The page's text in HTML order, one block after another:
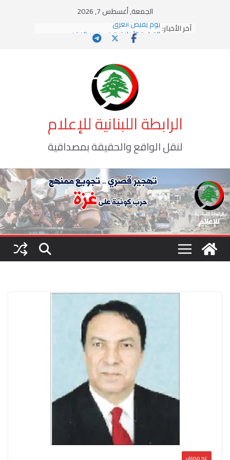
الجمعة, أغسطس 7, 2026
آخر الأخبار:يومَ يَفيضُ العَرَقُ
القيادة الأخلاقية في زمن الفتن
وهن المؤسسات!
الرابطة اللبنانية للإعلام
لنقل الواقع والحقيقة بمصداقية
غير مصنف